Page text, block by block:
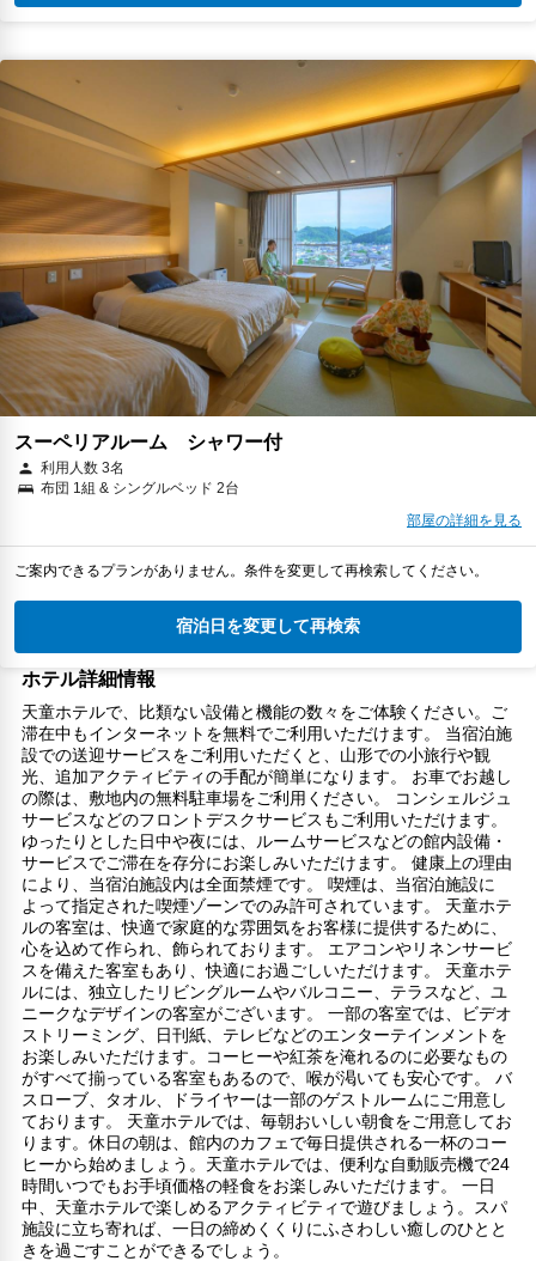
スーペリアルーム シャワー付
利用人数 3名
布団 1組 & シングルベッド 2台
部屋の詳細を見る
ご案内できるプランがありません。条件を変更して再検索してください。
宿泊日を変更して再検索
ホテル詳細情報
天童ホテルで、比類ない設備と機能の数々をご体験ください。ご
滞在中もインターネットを無料でご利用いただけます。 当宿泊施
設での送迎サービスをご利用いただくと、山形での小旅行や観
光、追加アクティビティの手配が簡単になります。 お車でお越し
の際は、敷地内の無料駐車場をご利用ください。 コンシェルジュ
サービスなどのフロントデスクサービスもご利用いただけます。
ゆったりとした日中や夜には、ルームサービスなどの館内設備・
サービスでご滞在を存分にお楽しみいただけます。 健康上の理由
により、当宿泊施設内は全面禁煙です。 喫煙は、当宿泊施設に
よって指定された喫煙ゾーンでのみ許可されています。 天童ホテ
ルの客室は、快適で家庭的な雰囲気をお客様に提供するために、
心を込めて作られ、飾られております。 エアコンやリネンサービ
スを備えた客室もあり、快適にお過ごしいただけます。 天童ホテ
ルには、独立したリビングルームやバルコニー、テラスなど、ユ
ニークなデザインの客室がございます。 一部の客室では、ビデオ
ストリーミング、日刊紙、テレビなどのエンターテインメントを
お楽しみいただけます。コーヒーや紅茶を淹れるのに必要なもの
がすべて揃っている客室もあるので、喉が渇いても安心です。 バ
スローブ、タオル、ドライヤーは一部のゲストルームにご用意し
ております。 天童ホテルでは、毎朝おいしい朝食をご用意してお
ります。休日の朝は、館内のカフェで毎日提供される一杯のコー
ヒーから始めましょう。天童ホテルでは、便利な自動販売機で24
時間いつでもお手頃価格の軽食をお楽しみいただけます。 一日
中、天童ホテルで楽しめるアクティビティで遊びましょう。スパ
施設に立ち寄れば、一日の締めくくりにふさわしい癒しのひとと
きを過ごすことができるでしょう。